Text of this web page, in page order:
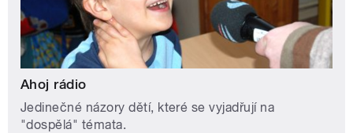
Ahoj rádio
Jedinečné názory dětí, které se vyjadřují na
"dospělá" témata.